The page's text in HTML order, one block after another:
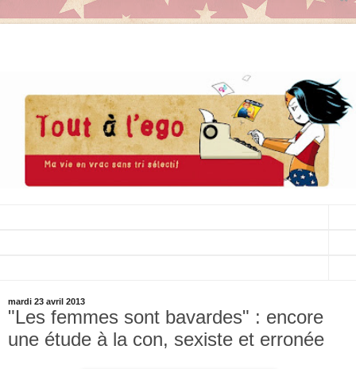
mardi 23 avril 2013
"Les femmes sont bavardes" : encore
une étude à la con, sexiste et erronée